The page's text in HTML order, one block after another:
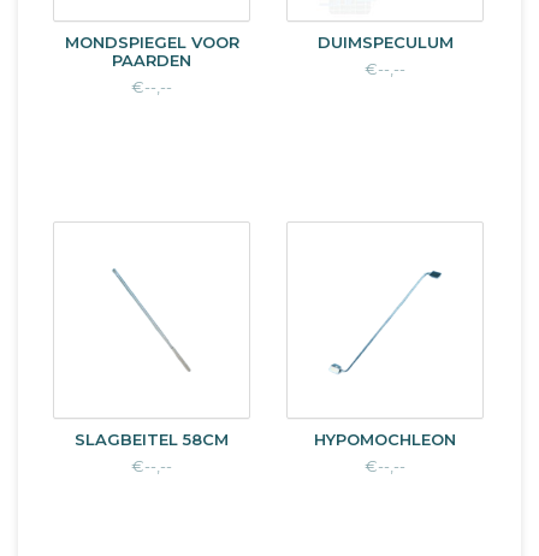
MONDSPIEGEL VOOR
PAARDEN
€--,--
DUIMSPECULUM
€--,--
SLAGBEITEL 58CM
€--,--
HYPOMOCHLEON
€--,--